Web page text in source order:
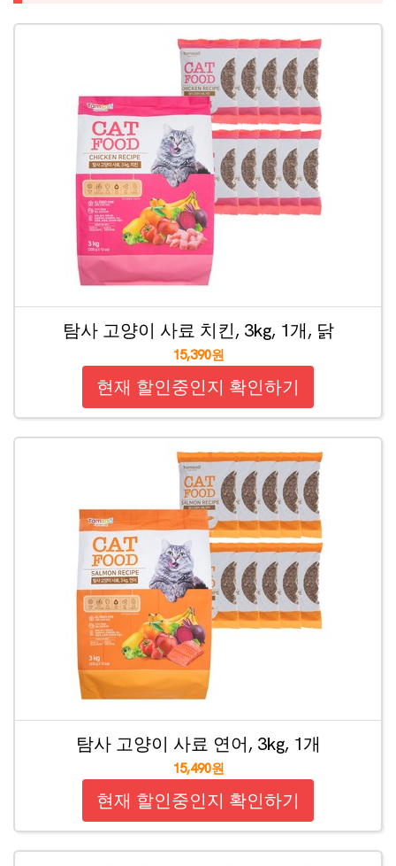
탐사 고양이 사료 치킨, 3kg, 1개, 닭
15,390원
현재 할인중인지 확인하기
탐사 고양이 사료 연어, 3kg, 1개
15,490원
현재 할인중인지 확인하기